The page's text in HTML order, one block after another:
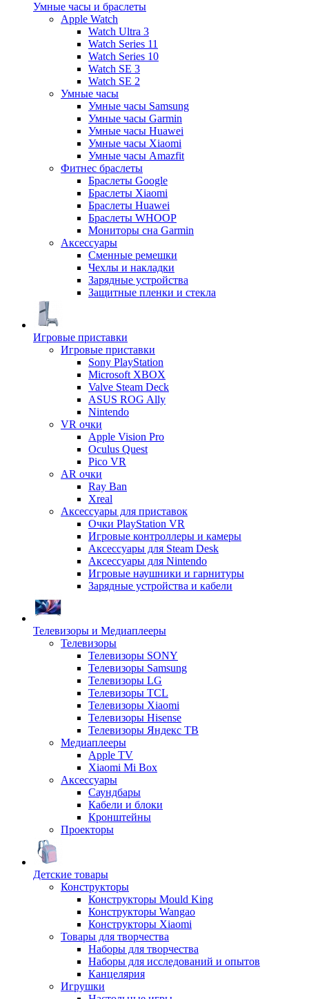
Умные часы и браслеты
Apple Watch
Watch Ultra 3
Watch Series 11
Watch Series 10
Watch SE 3
Watch SE 2
Умные часы
Умные часы Samsung
Умные часы Garmin
Умные часы Huawei
Умные часы Xiaomi
Умные часы Amazfit
Фитнес браслеты
Браслеты Google
Браслеты Xiaomi
Браслеты Huawei
Браслеты WHOOP
Мониторы сна Garmin
Аксессуары
Сменные ремешки
Чехлы и накладки
Зарядные устройства
Защитные пленки и стекла
Игровые приставки
Игровые приставки
Sony PlayStation
Microsoft XBOX
Valve Steam Deck
ASUS ROG Ally
Nintendo
VR очки
Apple Vision Pro
Oculus Quest
Pico VR
AR очки
Ray Ban
Xreal
Аксессуары для приставок
Очки PlayStation VR
Игровые контроллеры и камеры
Аксессуары для Steam Desk
Аксессуары для Nintendo
Игровые наушники и гарнитуры
Зарядные устройства и кабели
Телевизоры и Медиаплееры
Телевизоры
Телевизоры SONY
Телевизоры Samsung
Телевизоры LG
Телевизоры TCL
Телевизоры Xiaomi
Телевизоры Hisense
Телевизоры Яндекс ТВ
Медиаплееры
Apple TV
Xiaomi Mi Box
Аксессуары
Саундбары
Кабели и блоки
Кронштейны
Проекторы
Детские товары
Конструкторы
Конструкторы Mould King
Конструкторы Wangao
Конструкторы Xiaomi
Товары для творчества
Наборы для творчества
Наборы для исследований и опытов
Канцелярия
Игрушки